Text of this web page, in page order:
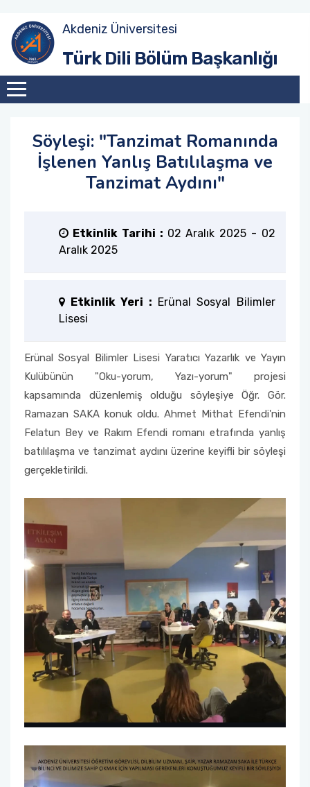
Akdeniz Üniversitesi
Türk Dili Bölüm Başkanlığı
Söyleşi: "Tanzimat Romanında
İşlenen Yanlış Batılılaşma ve
Tanzimat Aydını"
Etkinlik Tarihi : 02 Aralık 2025 - 02
Aralık 2025
Etkinlik Yeri : Erünal Sosyal Bilimler
Lisesi
Erünal Sosyal Bilimler Lisesi Yaratıcı Yazarlık ve Yayın
Kulübünün "Oku-yorum, Yazı-yorum" projesi
kapsamında düzenlemiş olduğu söyleşiye Öğr. Gör.
Ramazan SAKA konuk oldu. Ahmet Mithat Efendi'nin
Felatun Bey ve Rakım Efendi romanı etrafında yanlış
batılılaşma ve tanzimat aydını üzerine keyifli bir söyleşi
gerçekletirildi.
Amaç
Tarihçe
Vizyon
Güz Dönemi
Bahar Dönemi
Akademik Toplantılar
Konferanslar
Sunumlar